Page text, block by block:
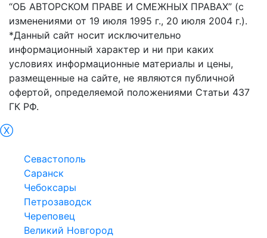
“ОБ АВТОРСКОМ ПРАВЕ И СМЕЖНЫХ ПРАВАХ” (с
изменениями от 19 июля 1995 г., 20 июля 2004 г.).
*Данный сайт носит исключительно
информационный характер и ни при каких
условиях информационные материалы и цены,
размещенные на сайте, не являются публичной
офертой, определяемой положениями Статьи 437
ГК РФ.
Ⓧ
Севастополь
Саранск
Чебоксары
Петрозаводск
Череповец
Великий Новгород